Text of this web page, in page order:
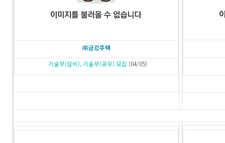
㈜금강주택
기술부(설비), 기술부(공무) 모집 (04/05)